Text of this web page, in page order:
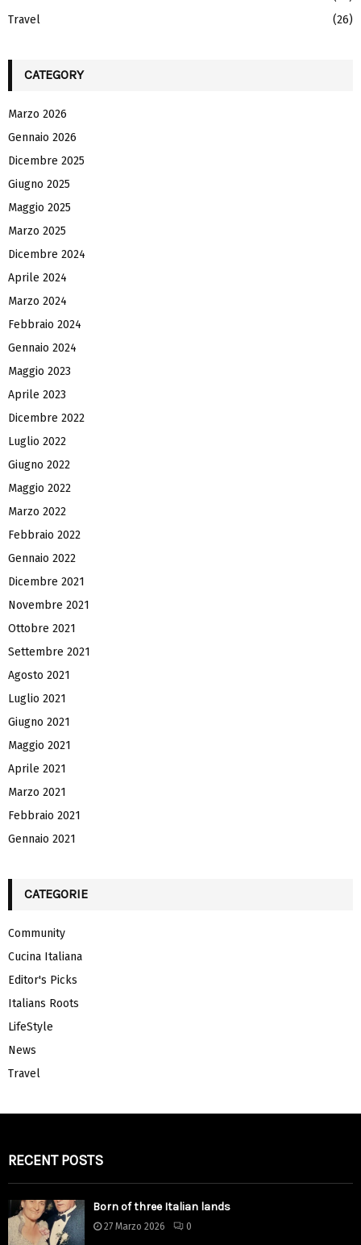
Travel
(26)
CATEGORY
Marzo 2026
Gennaio 2026
Dicembre 2025
Giugno 2025
Maggio 2025
Marzo 2025
Dicembre 2024
Aprile 2024
Marzo 2024
Febbraio 2024
Gennaio 2024
Maggio 2023
Aprile 2023
Dicembre 2022
Luglio 2022
Giugno 2022
Maggio 2022
Marzo 2022
Febbraio 2022
Gennaio 2022
Dicembre 2021
Novembre 2021
Ottobre 2021
Settembre 2021
Agosto 2021
Luglio 2021
Giugno 2021
Maggio 2021
Aprile 2021
Marzo 2021
Febbraio 2021
Gennaio 2021
CATEGORIE
Community
Cucina Italiana
Editor's Picks
Italians Roots
LifeStyle
News
Travel
RECENT POSTS
Born of three Italian lands
27 Marzo 2026 0